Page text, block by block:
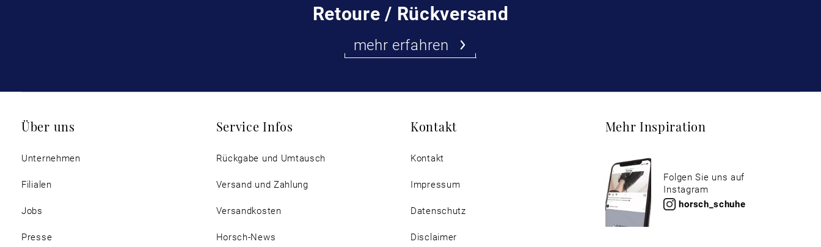
Retoure / Rückversand
mehr erfahren
Über uns
Unternehmen
Filialen
Jobs
Presse
Service Infos
Rückgabe und Umtausch
Versand und Zahlung
Versandkosten
Horsch-News
Kontakt
Kontakt
Impressum
Datenschutz
Disclaimer
Mehr Inspiration
Folgen Sie uns auf
Instagram
horsch_schuhe